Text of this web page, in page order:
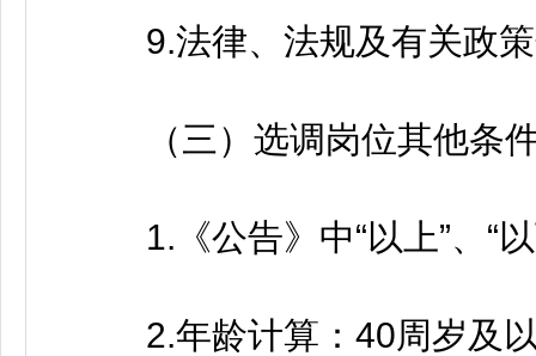
9.法律、法规及有关政策
（三）选调岗位其他条
1.《公告》中“以上”、“以
2.年龄计算：40周岁及以